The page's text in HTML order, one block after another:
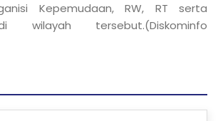
Kepemudaan, RW, RT serta
wilayah tersebut.(Diskominfo